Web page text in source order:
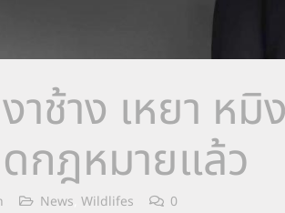
ช้าง เหยา ห
กฎหมายแล้ว
News Wildlifes 0